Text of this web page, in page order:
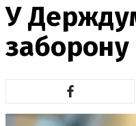
У
заборону